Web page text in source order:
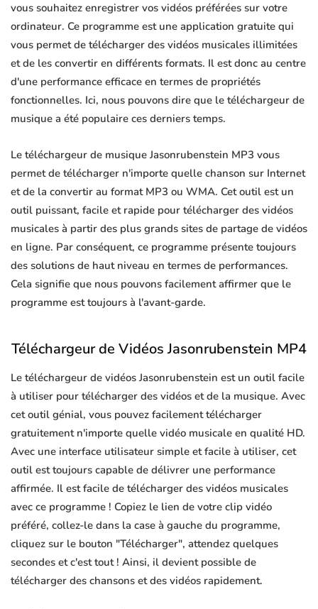
vous souhaitez enregistrer vos vidéos préférées sur votre
ordinateur. Ce programme est une application gratuite qui
vous permet de télécharger des vidéos musicales illimitées
et de les convertir en différents formats. Il est donc au centre
d'une performance efficace en termes de propriétés
fonctionnelles. Ici, nous pouvons dire que le téléchargeur de
musique a été populaire ces derniers temps.
Le téléchargeur de musique Jasonrubenstein MP3 vous
permet de télécharger n'importe quelle chanson sur Internet
et de la convertir au format MP3 ou WMA. Cet outil est un
outil puissant, facile et rapide pour télécharger des vidéos
musicales à partir des plus grands sites de partage de vidéos
en ligne. Par conséquent, ce programme présente toujours
des solutions de haut niveau en termes de performances.
Cela signifie que nous pouvons facilement affirmer que le
programme est toujours à l'avant-garde.
Téléchargeur de Vidéos Jasonrubenstein MP4
Le téléchargeur de vidéos Jasonrubenstein est un outil facile
à utiliser pour télécharger des vidéos et de la musique. Avec
cet outil génial, vous pouvez facilement télécharger
gratuitement n'importe quelle vidéo musicale en qualité HD.
Avec une interface utilisateur simple et facile à utiliser, cet
outil est toujours capable de délivrer une performance
affirmée. Il est facile de télécharger des vidéos musicales
avec ce programme ! Copiez le lien de votre clip vidéo
préféré, collez-le dans la case à gauche du programme,
cliquez sur le bouton "Télécharger", attendez quelques
secondes et c'est tout ! Ainsi, il devient possible de
télécharger des chansons et des vidéos rapidement.